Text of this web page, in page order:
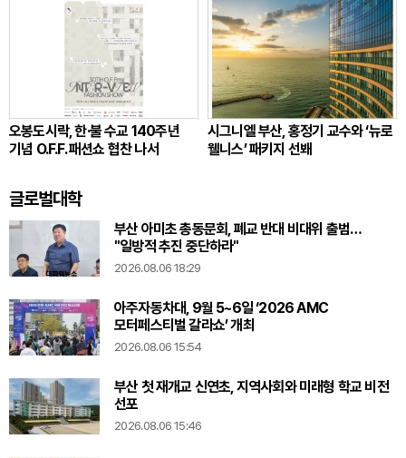
오봉도시락, 한·불 수교 140주년
기념 O.F.F. 패션쇼 협찬 나서
시그니엘 부산, 홍정기 교수와 ‘뉴로
웰니스’ 패키지 선봬
글로벌대학
부산 아미초 총동문회, 폐교 반대 비대위 출범…
"일방적 추진 중단하라"
2026.08.06 18:29
아주자동차대, 9월 5~6일 ‘2026 AMC
모터페스티벌 갈라쇼’ 개최
2026.08.06 15:54
부산 첫 재개교 신연초, 지역사회와 미래형 학교 비전
선포
2026.08.06 15:46